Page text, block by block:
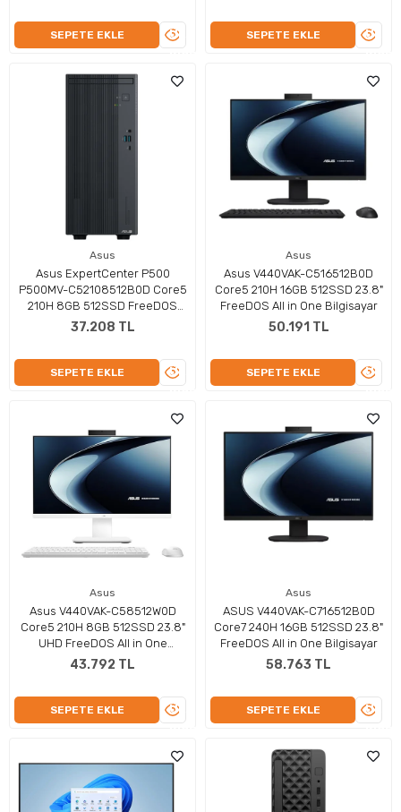
SEPETE EKLE
ÜRÜNÜ
SEPETE EKLE
Asus
Asus ExpertCenter P500
P500MV-C52108512B0D Core5
210H 8GB 512SSD FreeDOS
Masaüstü Bilgisayar
37.208 TL
SEPETE EKLE
ÜRÜNÜ
Asus
Asus V440VAK-C516512B0D
Core5 210H 16GB 512SSD 23.8"
FreeDOS All in One Bilgisayar
50.191 TL
SEPETE EKLE
Asus
Asus V440VAK-C58512W0D
Core5 210H 8GB 512SSD 23.8"
UHD FreeDOS All in One
Bilgisayar
43.792 TL
SEPETE EKLE
ÜRÜNÜ
Asus
ASUS V440VAK-C716512B0D
Core7 240H 16GB 512SSD 23.8"
FreeDOS All in One Bilgisayar
58.763 TL
SEPETE EKLE